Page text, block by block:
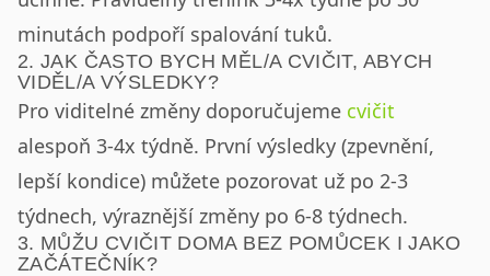
minutách podpoří spalování tuků.
2. JAK ČASTO BYCH MĚL/A CVIČIT, ABYCH
VIDĚL/A VÝSLEDKY?
Pro viditelné změny doporučujeme cvičit
alespoň 3-4x týdně. První výsledky (zpevnění,
lepší kondice) můžete pozorovat už po 2-3
týdnech, výraznější změny po 6-8 týdnech.
3. MŮŽU CVIČIT DOMA BEZ POMŮCEK I JAKO
ZAČÁTEČNÍK?